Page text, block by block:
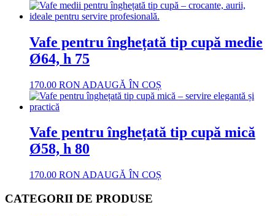
Vafe pentru înghețată tip cupă medie
Ø64, h 75
170.00 RON ADAUGĂ ÎN COȘ
Vafe pentru înghețată tip cupă mică
Ø58, h 80
170.00 RON ADAUGĂ ÎN COȘ
CATEGORII DE PRODUSE